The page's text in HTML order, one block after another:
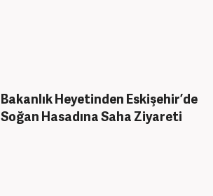
Bakanlık Heyetinden Eskişehir’de
Soğan Hasadına Saha Ziyareti